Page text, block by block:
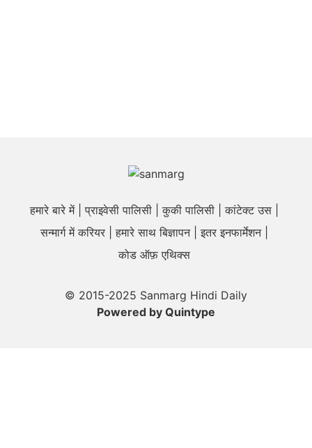
हमारे बारे में प्राइवेसी पालिसी कुकी पालिसी
कांटेक्ट उस
सन्मार्ग में करियर
हमारे साथ बिज्ञापन
इतर इनफार्मेशन
कोड ऑफ़ एथिक्स
© 2015-2025 Sanmarg Hindi Daily
Powered by Quintype